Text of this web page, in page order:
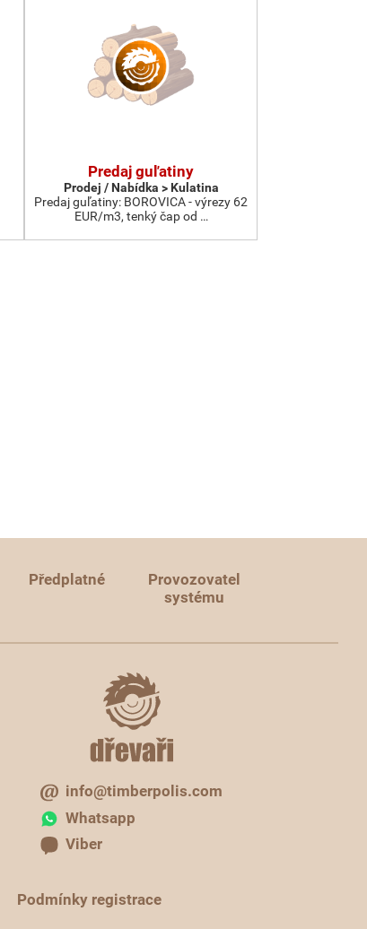
Predaj guľatiny
Prodej / Nabídka > Kulatina
Predaj guľatiny: BOROVICA - výrezy 62
EUR/m3, tenký čap od …
Předplatné
Provozovatel
systému
info@timberpolis.com
Whatsapp
Viber
Podmínky registrace